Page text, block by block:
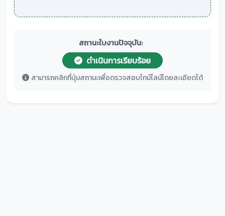
สถานะใบงานปัจจุบัน:
ดำเนินการเรียบร้อย
สามารถคลิกที่ปุ่มสถานะเพื่อตรวจสอบไทม์ไลน์โดยละเอียดได้